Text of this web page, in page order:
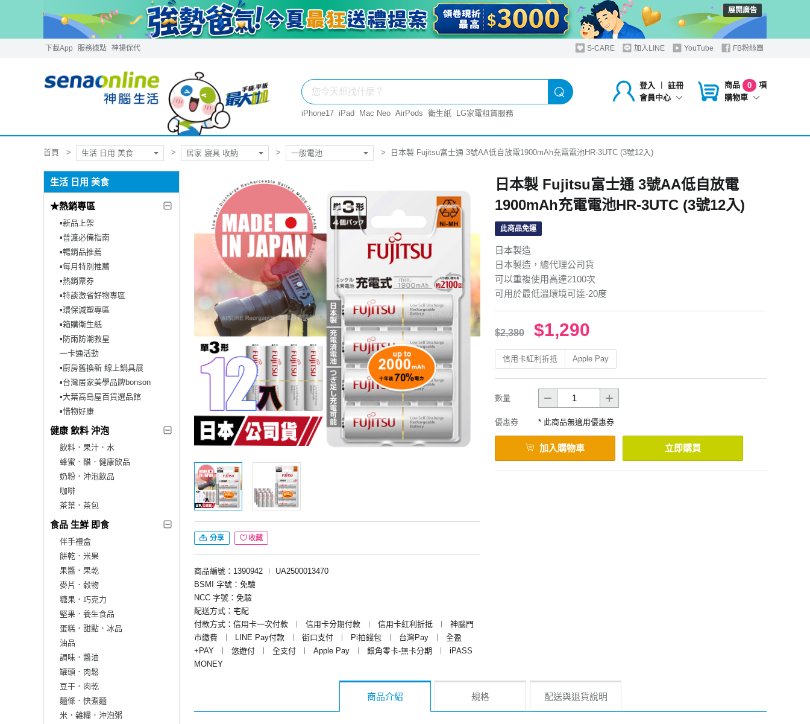
展開廣告
下載App 服務據點 神揚保代 S-CARE 加入LINE YouTube FB粉絲團
登入 ︱
註冊
會員中心
商品 0
項
購物車
iPhone17 iPad Mac Neo AirPods 衛生紙 LG家電租賃服務
首頁 生活 日用 美食 居家 寢具 收納 一般電池 日本製 Fujitsu富士通 3號AA低自放電1900mAh充電電池HR-3UTC (3號12入)
生活 日用 美食
★熱銷專區
▪︎新品上架
▪︎普渡必備指南
▪︎暢銷品推薦
▪︎每月特別推薦
▪︎熱銷票券
▪︎特談激省好物專區
▪︎環保減塑專區
▪︎箱購衛生紙
▪︎防雨防潮救星
一卡通活動
▪︎廚房舊換新 線上鍋具展
▪︎台灣居家美學品牌bonson
▪︎大葉高島屋百貨選品館
▪︎惜物好康
健康 飲料 沖泡
飲料．果汁．水
蜂蜜．醋．健康飲品
奶粉．沖泡飲品
咖啡
茶葉．茶包
食品 生鮮 即食
伴手禮盒
餅乾．米果
果醬．果乾
麥片．穀物
糖果．巧克力
堅果．養生食品
蛋糕．甜點．冰品
油品
調味．醬油
罐頭．肉鬆
豆干．肉乾
麵條．快煮麵
米．雜糧．沖泡粥
分享 收藏
商品編號：1390942 ︱
UA2500013470
BSMI 字號：免驗
NCC 字號：免驗
配送方式：宅配
付款方式：信用卡一次付款
︱ 信用卡分期付款 ︱ 信用卡紅利折抵 ︱
神腦門
市繳費
︱ LINE Pay付款 ︱ 街口支付 ︱ Pi拍錢包 ︱ 台灣Pay ︱
全盈
+PAY
︱ 悠遊付 ︱ 全支付 ︱ Apple Pay ︱ 銀角零卡-無卡分期 ︱
iPASS
MONEY
日本製 Fujitsu富士通 3號AA低自放電
1900mAh充電電池HR-3UTC (3號12入)
此商品免運
日本製造
日本製造，總代理公司貨
可以重複使用高達2100次
可用於最低溫環境可達-20度
$2,380 $1,290
信用卡紅利折抵 Apple Pay
數量
優惠券 * 此商品無適用優惠券
加入購物車 立即購買
商品介紹 規格 配送與退貨說明